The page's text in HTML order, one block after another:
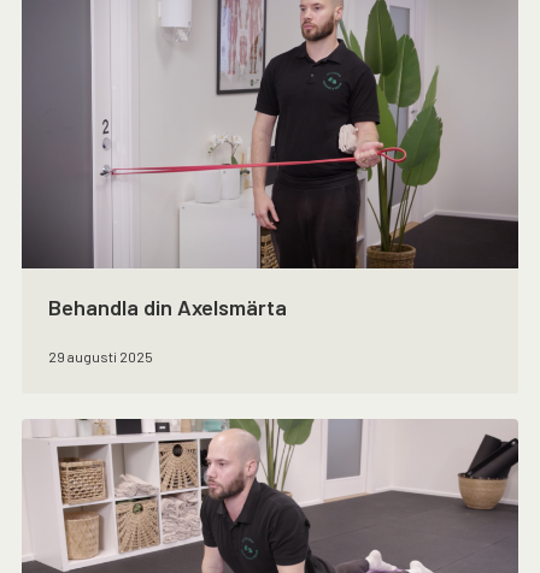
Behandla din Axelsmärta
29 augusti 2025